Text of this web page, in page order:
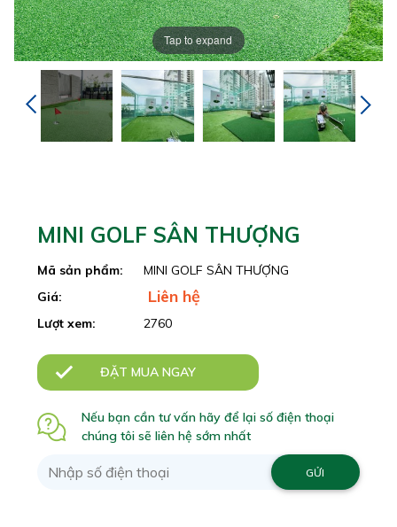
Tap to expand
MINI GOLF SÂN THƯỢNG
Mã sản phẩm:
MINI GOLF SÂN THƯỢNG
Giá:
Liên hệ
Lượt xem: 2760
ĐẶT MUA NGAY
Nếu bạn cần tư vấn hãy để lại số điện thoại
chúng tôi sẽ liên hệ sớm nhất